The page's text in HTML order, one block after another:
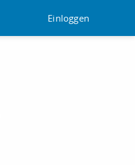
Einloggen